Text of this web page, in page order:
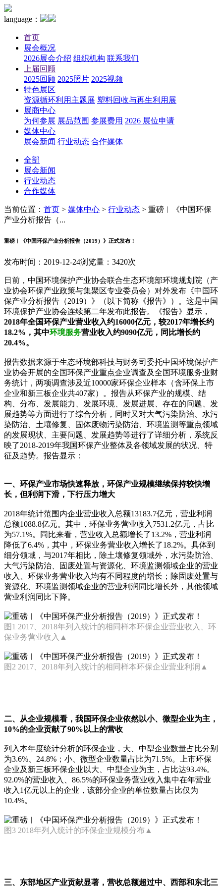
language：
首页
展会概况
2026展会介绍 组织机构 联系我们
上届回顾
2025回顾 2025照片 2025视频
特色展区
资源循环利用主题展 塑料回收与再生利用展
展商中心
为何参展 展品范围 参展费用 2026 展位申请
媒体中心
展会新闻 行业动态 合作媒体
全部
展会新闻
行业动态
合作媒体
当前位置： 首页 > 媒体中心 > 行业动态 > 重磅︱《中国环保
产业分析报告（...
重磅︱《中国环保产业分析报告（2019）》正式发布！
发布时间：2019-12-24浏览量：3420次
日前，中国环境保护产业协会联合生态环境部环境规划院（产
业协会环保产业政策与集聚区专业委员会）对外发布《中国环
保产业分析报告（2019）》（以下简称《报告》）。这是中国
环境保护产业协会连续第二年发布此报告。《报告》显示，
2018年全国环保产业营业收入约16000亿元，较2017年增长约
18.2%，其中环境服务营业收入约9090亿元，同比增长约
20.4%。
报告数据来源于生态环境部科技与财务司委托中国环境保护产
业协会开展的全国环保产业重点企业调查及全国环境服务业财
务统计，两项调查涉及近10000家环保企业样本（含环保上市
企业和新三板企业共407家）。报告从环保产业的规模、结
构、分布、发展能力、发展环境、发展进展、存在的问题、发
展趋势等方面进行了综合分析，同时又对大气污染防治、水污
染防治、土壤修复、固体废物污染防治、环境监测等重点领域
的发展现状、主要问题、发展趋势等进行了详细分析，系统反
映了2018-2019年我国环保产业整体及各领域发展的状况、特
征及趋势。报告显示：
一、环保产业市场快速释放，环保产业规模继续保持较快增
长，但利润下滑，下行压力增大
2018年统计范围内企业营业收入总额13183.7亿元，营业利润
总额1088.8亿元。其中，环保业务营业收入7531.2亿元，占比
为57.1%。同比来看，营业收入总额增长了13.2%，营业利润
降低了6.4%，其中，环保业务营业收入增长了18.2%。具体到
细分领域，与2017年相比，除土壤修复领域外，水污染防治、
大气污染防治、固废处置与资源化、环境监测领域企业的营业
收入、环保业务营业收入均有不同程度的增长；除固废处置与
资源化、环境监测领域企业的营业利润同比增长外，其他领域
营业利润同比下降。
图1 2017、2018年列入统计的相同样本环保企业营业收入、环
保业务营业收入▲
图2 2017、2018年列入统计的相同样本环保企业营业利润▲
二、从企业规模看，我国环保企业依然以小、微型企业为主，
10%的企业贡献了90%以上的营收
列入本年度统计分析的环保企业，大、中型企业数量占比分别
为3.6%、24.8%；小、微型企业数量占比为71.5%。上市环保
企业及新三板环保企业以大、中型企业为主，占比达93.4%。
92.0%的营业收入、86.5%的环保业务营业收入集中在年营业
收入1亿元以上的企业，该部分企业的单位数量占比仅为
10.4%。
图3 2018年列入统计的环保企业规模分布▲
三、东部地区产业贡献显著，营收总额超过中、西部和东北三